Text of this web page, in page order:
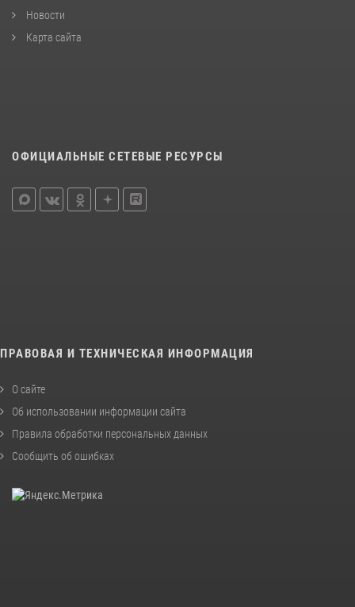
Новости
Карта сайта
ОФИЦИАЛЬНЫЕ СЕТЕВЫЕ РЕСУРСЫ
ПРАВОВАЯ И ТЕХНИЧЕСКАЯ ИНФОРМАЦИЯ
О сайте
Об использовании информации сайта
Правила обработки персональных данных
Сообщить об ошибках